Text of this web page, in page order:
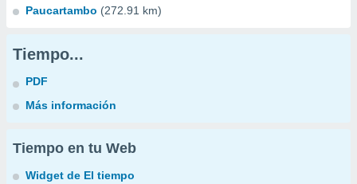
Paucartambo (272.91 km)
Tiempo...
PDF
Más información
Tiempo en tu Web
Widget de El tiempo